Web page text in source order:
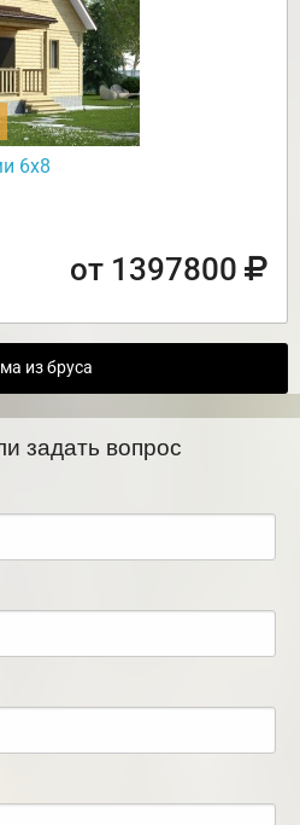
6х8
от 1397800
из бруса
задать вопрос